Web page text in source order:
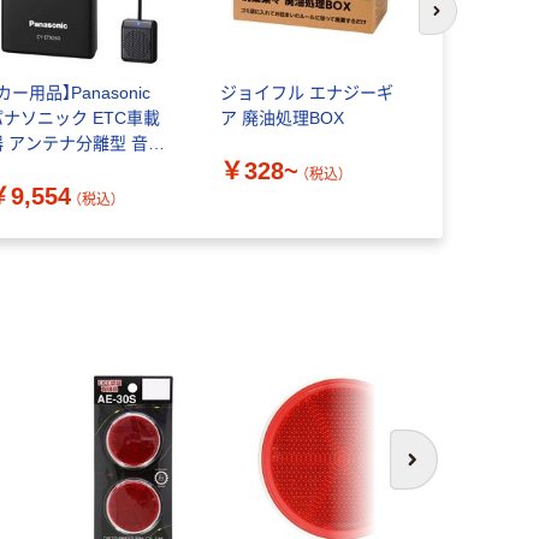
ー用品】Panasonic
ナソニック ETC車載
アンテナ分離型 音声
1台（直送品）
9,554 （税込）
ジョイフル エナジーギ
ア 廃油処理BOX
￥328~ （税込）
次のスライド
次へ